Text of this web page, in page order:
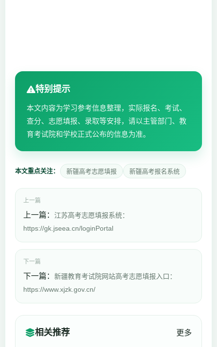
特别提示
本文内容为学习参考信息整理，实际报名、考试、
查分、志愿填报、录取等安排，请以主管部门、教
育考试院和学校正式公布的信息为准。
本文重点关注： 新疆高考志愿填报 新疆高考报名系统
上一篇
上一篇： 江苏高考志愿填报系统：
https://gk.jseea.cn/loginPortal
下一篇
下一篇： 新疆教育考试院网站高考志愿填报入口：
https://www.xjzk.gov.cn/
相关推荐 更多